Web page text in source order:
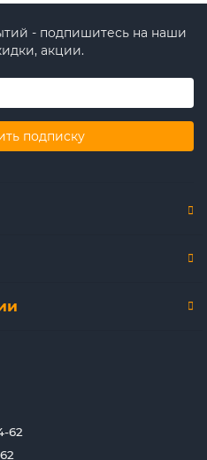
- подпишитесь на наши
акции.
подписку
62